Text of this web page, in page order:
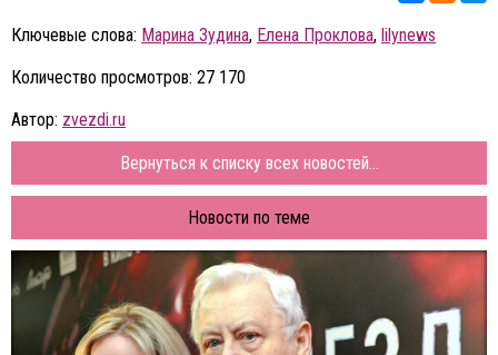
Ключевые слова: Марина Зудина, Елена Проклова, lilynews
Количество просмотров: 27 170
Автор: zvezdi.ru
Вернуться к списку всех новостей...
Новости по теме